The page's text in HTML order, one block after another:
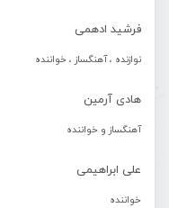
فرشید ادهمی
نوازنده ، آهنگساز ، خواننده
هادی آرمین
آهنگساز و خواننده
علی ابراهیمی
خواننده